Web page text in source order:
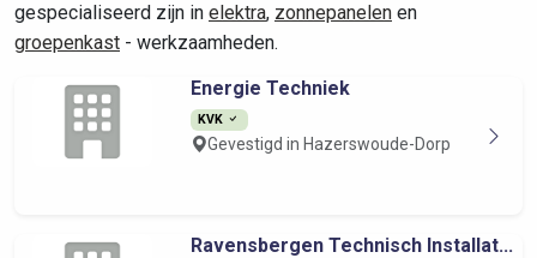
gespecialiseerd zijn in elektra, zonnepanelen en
groepenkast - werkzaamheden.
Energie Techniek
KVK
Gevestigd in Hazerswoude-Dorp
Ravensbergen Technisch Installat...